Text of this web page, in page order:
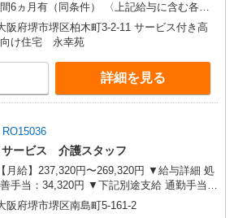
月有（同条件） 〈上記給与に含む各種
〉 ・残業30時間分（44,300円）含む ※超
途支給 ・処遇改善手当43,000円含む ・資格
途支給各種手当〉 ★夜勤手
1回3,000円）別途支給 ★皆勤手当：（月
円）別途支給 ★早出手当：（7:00〜
、遅出手当（18:00〜21:00）別途支給 ※
阪府堺市堺区柏木町3-2-11 サービス付き高
け住宅 永幸苑
詳細を見る
サービス 介護スタッフ
【月給】237,320円〜269,320円 ▼給与詳細 処
：34,320円 ▼下記別途支給 通勤手当
当：380円/時 寸志あり：年2回（6月・
※業績による 特別報酬：平均33.8万円（最
阪府堺市堺区南島町5-161-2